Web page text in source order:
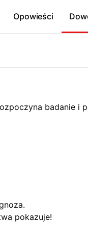
Opowieści
badanie i
pokazuje!